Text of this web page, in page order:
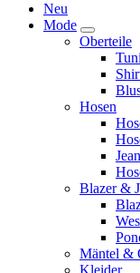
Neu
Mode
Oberteile
Hosen
Blazer &
Mäntel &
Kleider